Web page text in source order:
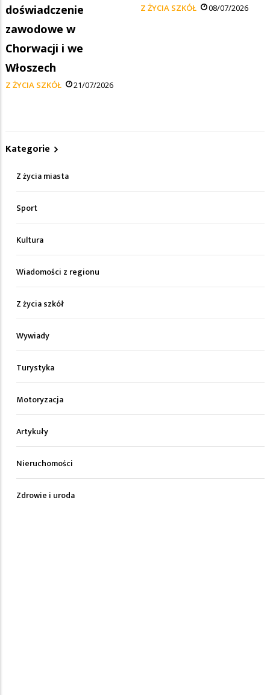
doświadczenie
zawodowe w
Chorwacji i we
Włoszech
Z ŻYCIA SZKÓŁ 21/07/2026
Z ŻYCIA SZKÓŁ 08/07/2026
Kategorie
Z życia miasta
Sport
Kultura
Wiadomości z regionu
Z życia szkół
Wywiady
Turystyka
Motoryzacja
Artykuły
Nieruchomości
Zdrowie i uroda